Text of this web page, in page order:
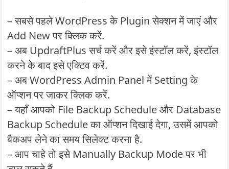
– सबसे पहले WordPress के Plugin सेक्शन में जाएं और
Add New पर क्लिक करें.
– अब UpdraftPlus सर्च करें और इसे इंस्टॉल करें, इंस्टॉल
करने के बाद इसे एक्टिव करें.
– अब WordPress Admin Panel में Setting के
ऑप्शन पर जाकर क्लिक करें.
– यहाँ आपको File Backup Schedule और Database
Backup Schedule का ऑप्शन दिखाई देगा, उसमें आपको
बैकअप लेने का समय सिलेक्ट करना है.
– आप चाहे तो इसे Manually Backup Mode पर भी